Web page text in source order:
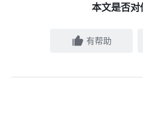
本文是否
有帮助